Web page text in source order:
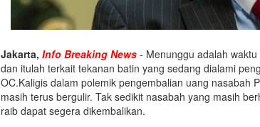
Jakarta, Info Breaking News - Menunggu adalah
dan itulah terkait tekanan batin yang sedang dialami
OC.Kaligis dalam polemik pengembalian uang nasabah
masih terus bergulir. Tak sedikit nasabah yang masih
raib dapat segera dikembalikan.